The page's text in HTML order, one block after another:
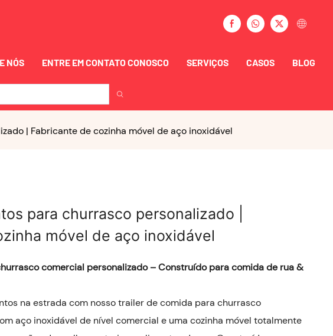
NÓS ENTRE EM CONTATO CONOSCO SERVIÇOS CASOS BLOG
| Fabricante de cozinha móvel de aço inoxidável
para churrasco personalizado |
móvel de aço inoxidável
comercial personalizado – Construído para comida de rua &
na estrada com nosso trailer de comida para churrasco
aço inoxidável de nível comercial e uma cozinha móvel totalmente